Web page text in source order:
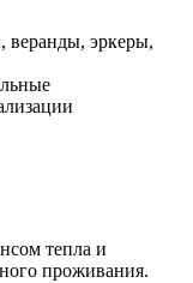
веранды, эркеры,
тепла и
проживания.